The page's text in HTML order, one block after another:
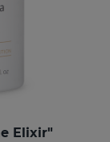
Elixir"